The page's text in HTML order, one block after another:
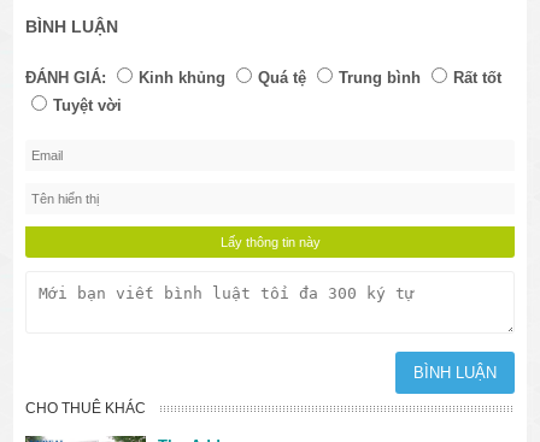
BÌNH LUẬN
ĐÁNH GIÁ: Kinh khủng Quá tệ Trung bình
Rất tốt
Tuyệt vời
CHO THUÊ KHÁC